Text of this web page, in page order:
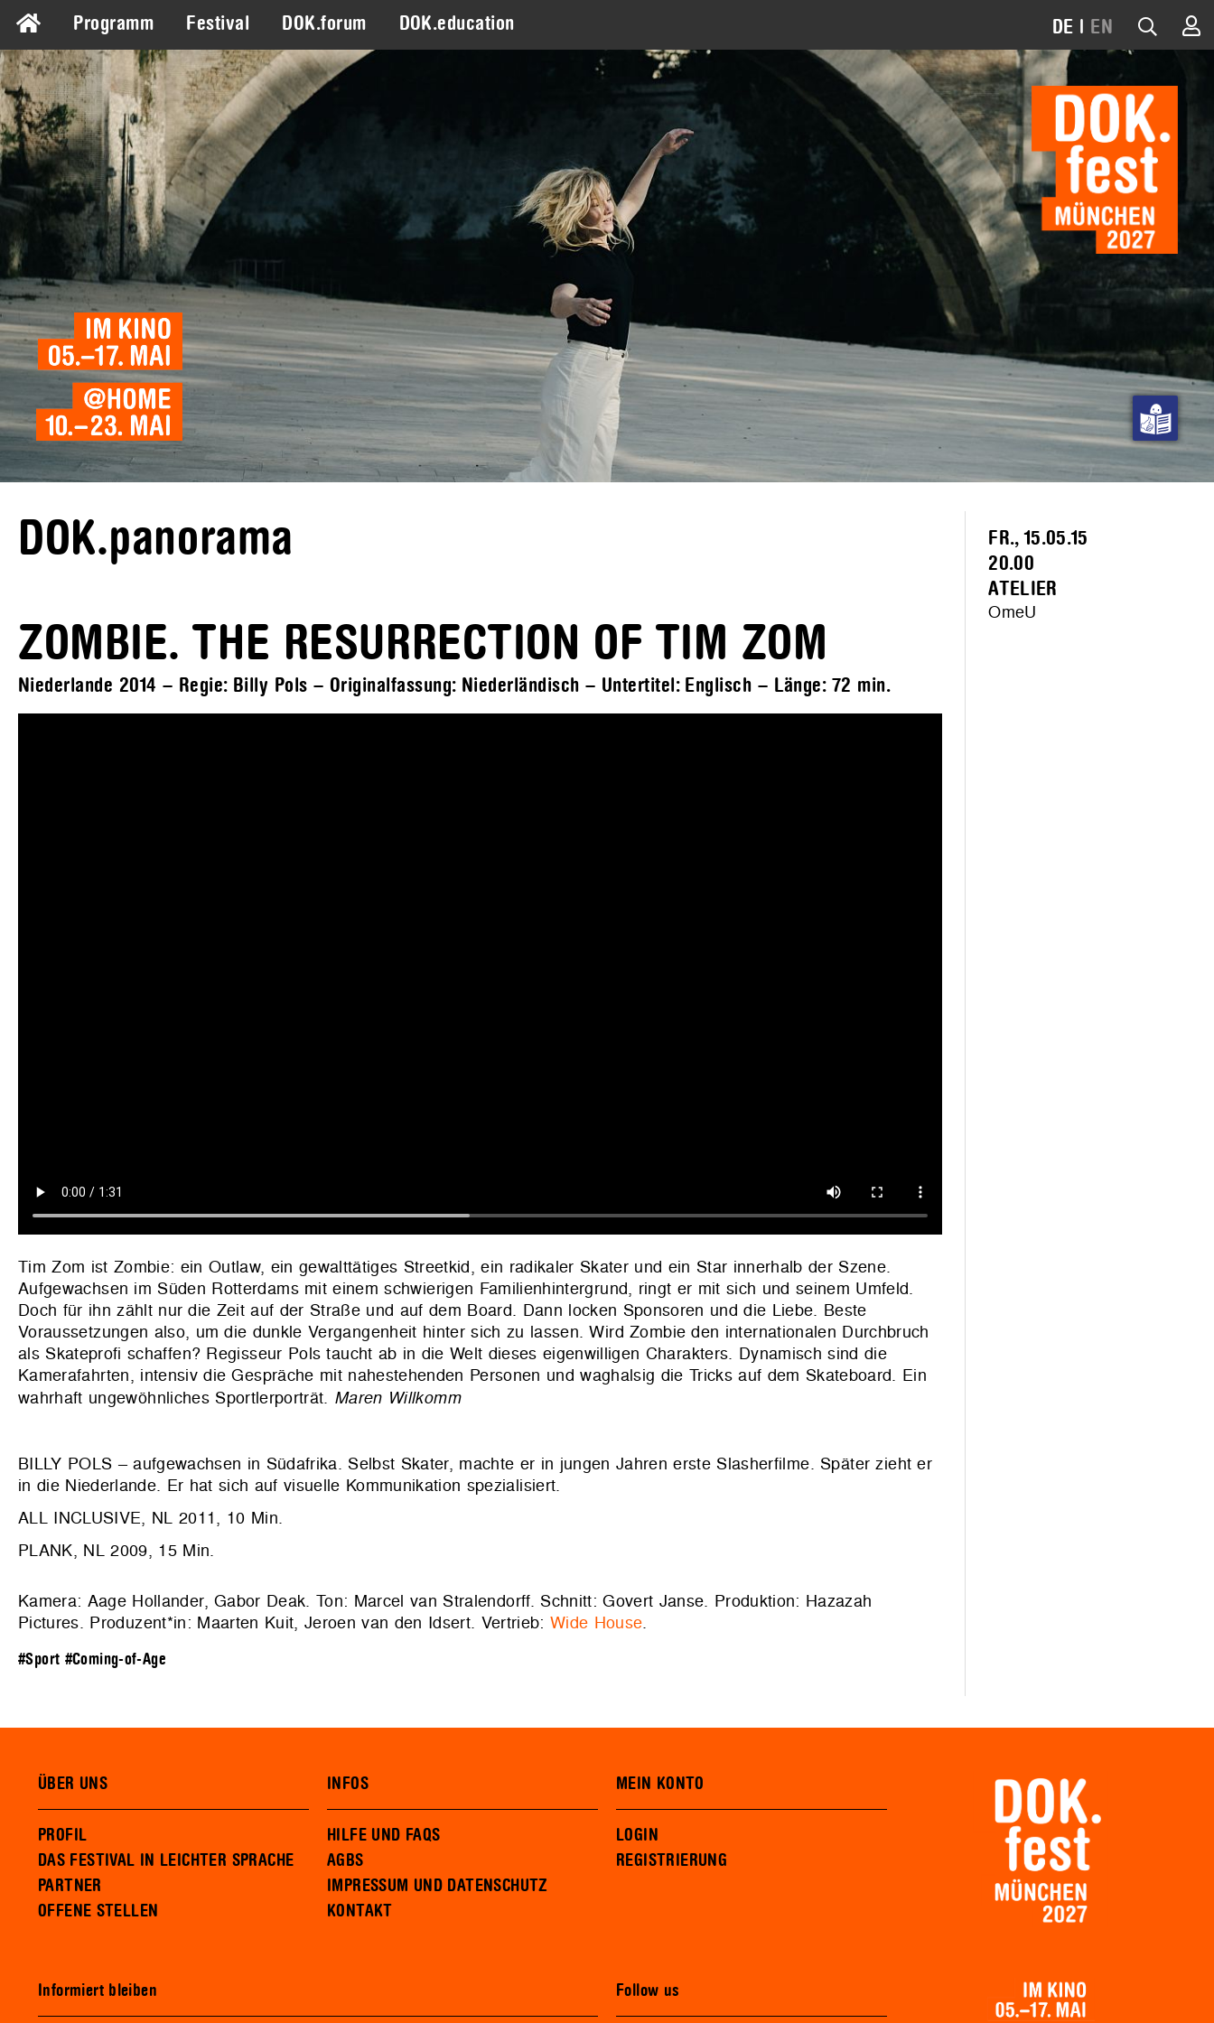
Programm Festival DOK.forum DOK.education DE | EN
DOK.panorama
ZOMBIE. THE RESURRECTION OF TIM ZOM
Niederlande 2014 – Regie: Billy Pols – Originalfassung: Niederländisch – Untertitel: Englisch – Länge: 72 min.
Tim Zom ist Zombie: ein Outlaw, ein gewalttätiges Streetkid, ein radikaler Skater und ein Star innerhalb der Szene.
Aufgewachsen im Süden Rotterdams mit einem schwierigen Familienhintergrund, ringt er mit sich und seinem Umfeld.
Doch für ihn zählt nur die Zeit auf der Straße und auf dem Board. Dann locken Sponsoren und die Liebe. Beste
Voraussetzungen also, um die dunkle Vergangenheit hinter sich zu lassen. Wird Zombie den internationalen Durchbruch
als Skateprofi schaffen? Regisseur Pols taucht ab in die Welt dieses eigenwilligen Charakters. Dynamisch sind die
Kamerafahrten, intensiv die Gespräche mit nahestehenden Personen und waghalsig die Tricks auf dem Skateboard. Ein
wahrhaft ungewöhnliches Sportlerporträt. Maren Willkomm
BILLY POLS – aufgewachsen in Südafrika. Selbst Skater, machte er in jungen Jahren erste Slasherfilme. Später zieht er
in die Niederlande. Er hat sich auf visuelle Kommunikation spezialisiert.
ALL INCLUSIVE, NL 2011, 10 Min.
PLANK, NL 2009, 15 Min.
Kamera: Aage Hollander, Gabor Deak. Ton: Marcel van Stralendorff. Schnitt: Govert Janse. Produktion: Hazazah
Pictures. Produzent*in: Maarten Kuit, Jeroen van den Idsert. Vertrieb: Wide House.
#Sport #Coming-of-Age
FR., 15.05.15
20.00
ATELIER
OmeU
ÜBER UNS
PROFIL
DAS FESTIVAL IN LEICHTER SPRACHE
PARTNER
OFFENE STELLEN
INFOS
HILFE UND FAQS
AGBS
IMPRESSUM UND DATENSCHUTZ
KONTAKT
MEIN KONTO
LOGIN
REGISTRIERUNG
Informiert bleiben Follow us